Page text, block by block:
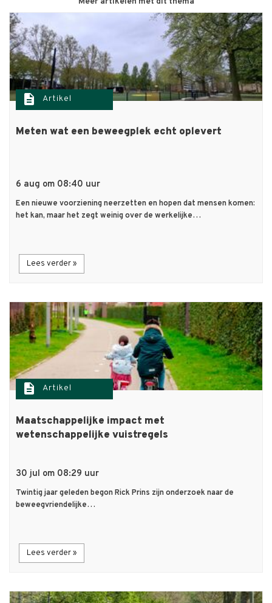
description Artikel
Meten wat een beweegplek echt oplevert
6 aug om 08:40 uur
Een nieuwe voorziening neerzetten en hopen dat mensen komen:
het kan, maar het zegt weinig over de werkelijke…
Lees verder »
description Artikel
Maatschappelijke impact met
wetenschappelijke vuistregels
30 jul om 08:29 uur
Twintig jaar geleden begon Rick Prins zijn onderzoek naar de
beweegvriendelijke…
Lees verder »